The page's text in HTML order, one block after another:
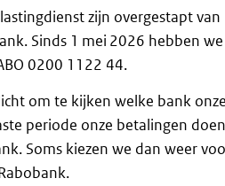
zijn overgestapt
Sinds 1 mei 2026 hebben
0200 1122 44.
om te kijken welke bank
periode onze betalingen
Soms kiezen we dan weer